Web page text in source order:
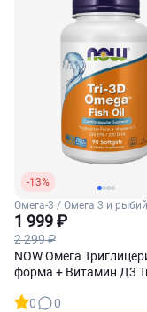
-13%
Омега-3 / Омега 3 и
1 999 ₽
2 299 ₽
NOW Омега
форма + Витамин Д3
0
0